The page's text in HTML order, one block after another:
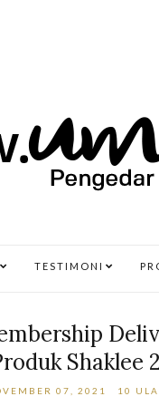
TESTIMONI
Shaklee
07, 2021 10